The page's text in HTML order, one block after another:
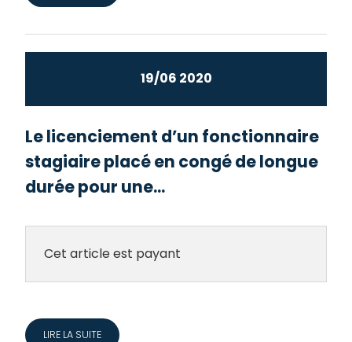
19/06 2020
Le licenciement d’un fonctionnaire
stagiaire placé en congé de longue
durée pour une...
Cet article est payant
LIRE LA SUITE